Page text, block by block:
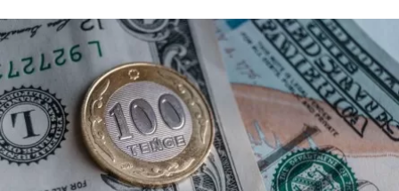
тенге за день.